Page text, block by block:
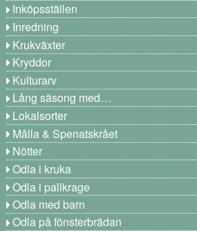
Inköpsställen
Inredning
Krukväxter
Kryddor
Kulturarv
Lång säsong med…
Lokalsorter
Målla & Spenatskrået
Nötter
Odla i kruka
Odla i pallkrage
Odla med barn
Odla på fönsterbrädan